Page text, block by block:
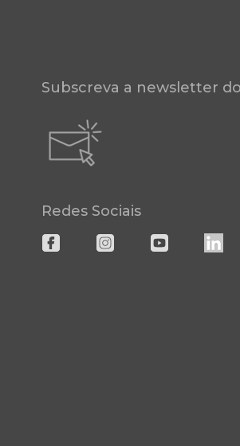
Subscreva a newsletter do
Redes Sociais